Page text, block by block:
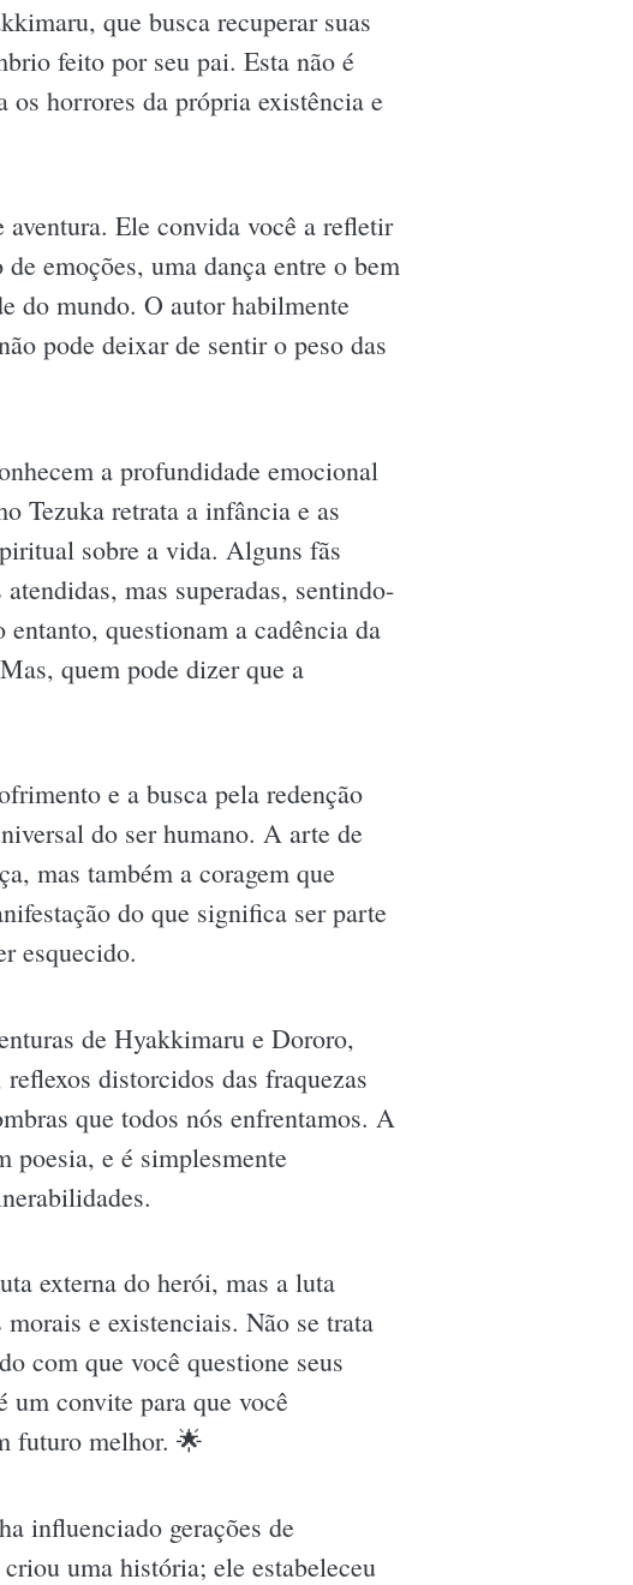
que busca recuperar suas
feito por seu pai. Esta não é
os horrores da própria existência e
Ele convida você a refletir
emoções, uma dança entre o bem
do mundo. O autor habilmente
pode deixar de sentir o peso das
a profundidade emocional
Tezuka retrata a infância e as
sobre a vida. Alguns fãs
mas superadas, sentindo-
questionam a cadência da
quem pode dizer que a
e a busca pela redenção
do ser humano. A arte de
mas também a coragem que
do que significa ser parte
esquecido.
de Hyakkimaru e Dororo,
distorcidos das fraquezas
que todos nós enfrentamos. A
poesia, e é simplesmente
externa do herói, mas a luta
e existenciais. Não se trata
com que você questione seus
um convite para que você
futuro melhor. 🌟
influenciado gerações de
uma história; ele estabeleceu